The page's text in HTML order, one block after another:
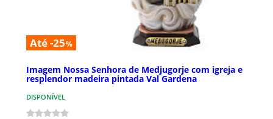
Até -25%
Imagem Nossa Senhora de Medjugorje com igreja e
resplendor madeira pintada Val Gardena
DISPONÍVEL